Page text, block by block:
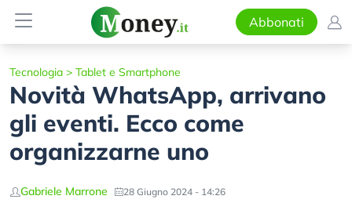
Abbonati
Tecnologia > Tablet e Smartphone
Novità WhatsApp, arrivano
gli eventi. Ecco come
organizzarne uno
Gabriele Marrone 28 Giugno 2024 - 14:26